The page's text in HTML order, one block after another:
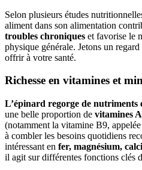
Selon plusieurs études
aliment dans son alimentation
troubles chroniques et favorise le
physique générale. Jetons un
offrir à votre santé.
Richesse en vitamines et
L’épinard regorge de nutriments
une belle proportion de vitamines
(notamment la vitamine B9,
à combler les besoins quotidiens
intéressant en fer, magnésium,
il agit sur différentes fonctions clés